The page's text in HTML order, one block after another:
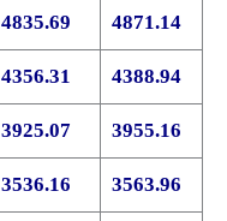
4835.69 4871.14
4356.31 4388.94
3925.07 3955.16
3536.16 3563.96